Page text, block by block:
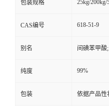
包装规格 25kg/200kg/
CAS编号 618-51-9
别名 间碘苯甲酸;
纯度 99%
包装 依据产品性